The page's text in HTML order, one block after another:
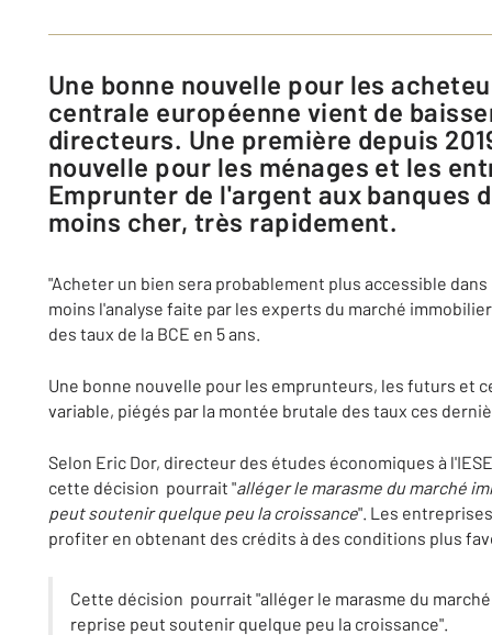
Une bonne nouvelle pour les acheteurs ! La Banque
centrale européenne vient de
directeurs. Une première depuis
nouvelle pour les ménages et les
Emprunter de l'argent aux banques
moins cher, très rapidement.
"Acheter un bien sera probablement plus accessible
moins l'analyse faite par les experts du marché
des taux de la BCE en 5 ans.
Une bonne nouvelle pour les emprunteurs, les futurs et
variable, piégés par la montée brutale des taux ces
Selon Eric Dor, directeur des études économiques à
cette décision pourrait "alléger le marasme du marché
peut soutenir quelque peu la croissance". Les
profiter en obtenant des crédits à des conditions plus
Cette décision pourrait "alléger le marasme du
reprise peut soutenir quelque peu la croissance".